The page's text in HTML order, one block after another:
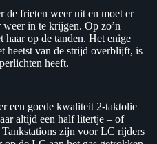
de frieten weer uit en moet er
in te krijgen. Op zo’n
op de tanden. Het enige
heetst van de strijd overblijft, is
heeft.
een goede kwaliteit 2-taktolie
altijd een half litertje – of
zijn voor LC rijders